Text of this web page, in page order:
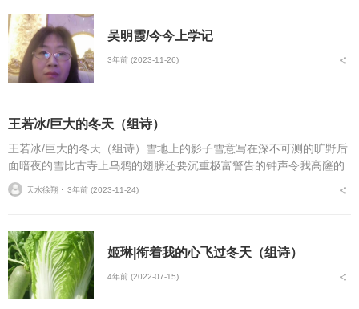
吴明霞/​今今上学记
3年前 (2023-11-26)
王若冰/巨大的冬天（组诗）
王若冰/巨大的冬天（组诗）雪地上的影子雪意写在深不可测的旷野后
面暗夜的雪比古寺上乌鸦的翅膀还要沉重极富警告的钟声令我高窿的
田地寒冷得颤栗空虚的电杆僵硬地站在雪地的阴影里像我不知深浅的
经验一览无余！最疼...
天水徐翔 ⋅ 3年前 (2023-11-24)
姬琳|衔着我的心飞过冬天（组诗）
4年前 (2022-07-15)